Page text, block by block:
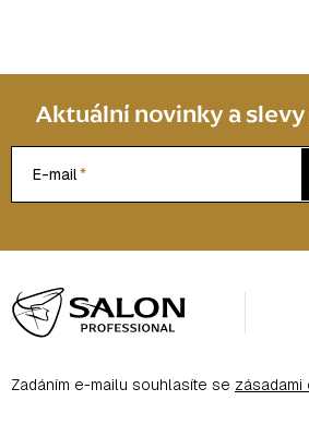
u
Aktuální novinky a slevy
E-mail
á
p
aZadáním e-mailu souhlasíte se zásadami